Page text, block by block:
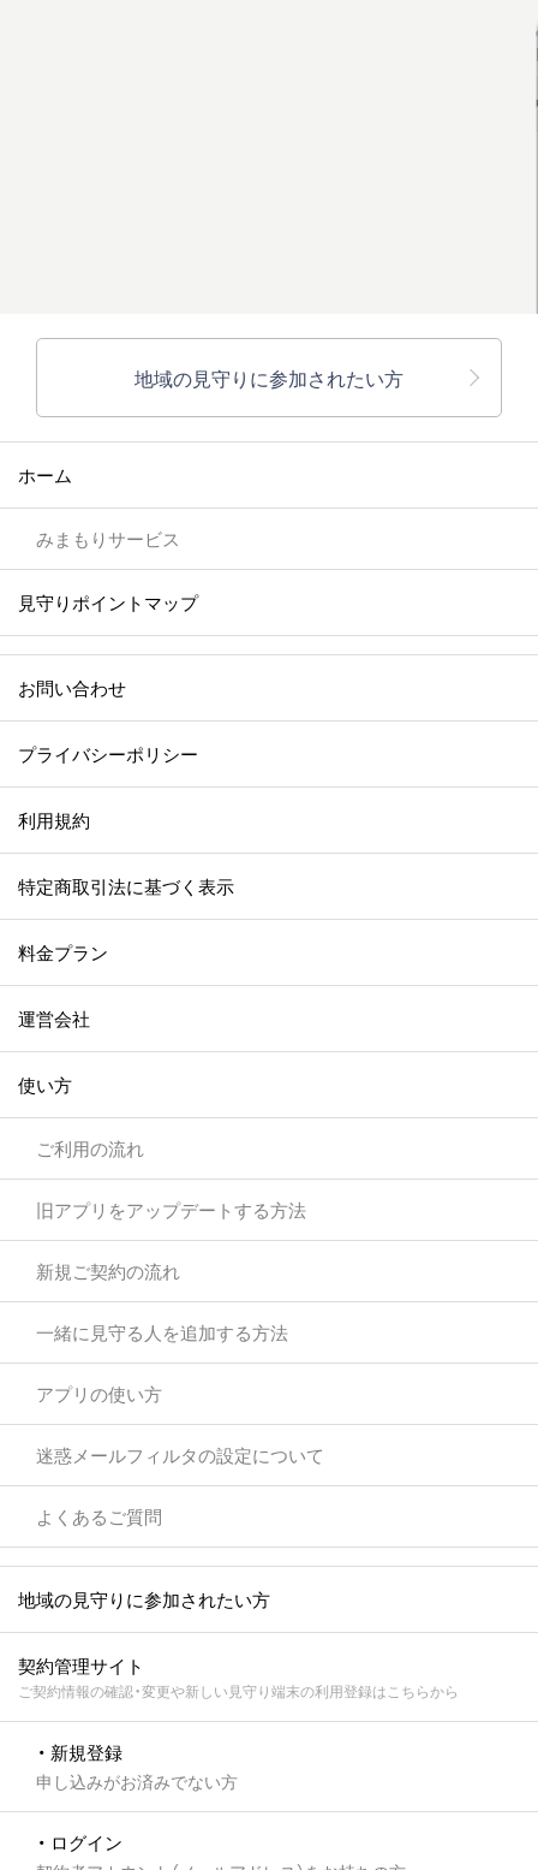
地域の見守りに参加されたい方
ホーム
みまもりサービス
見守りポイントマップ
お問い合わせ
プライバシーポリシー
利用規約
特定商取引法に基づく表示
料金プラン
運営会社
使い方
ご利用の流れ
旧アプリをアップデートする方法
新規ご契約の流れ
一緒に見守る人を追加する方法
アプリの使い方
迷惑メールフィルタの設定について
よくあるご質問
地域の見守りに参加されたい方
契約管理サイト
ご契約情報の確認・変更や新しい見守り端末の利用登録はこちらから
・ 新規登録
申し込みがお済みでない方
・ ログイン